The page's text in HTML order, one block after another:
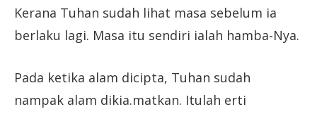
Kerana Tuhan sudah lihat masa sebelum ia
berlaku lagi. Masa itu sendiri ialah hamba-Nya.
Pada ketika alam dicipta, Tuhan sudah
nampak alam dikia.matkan. Itulah erti